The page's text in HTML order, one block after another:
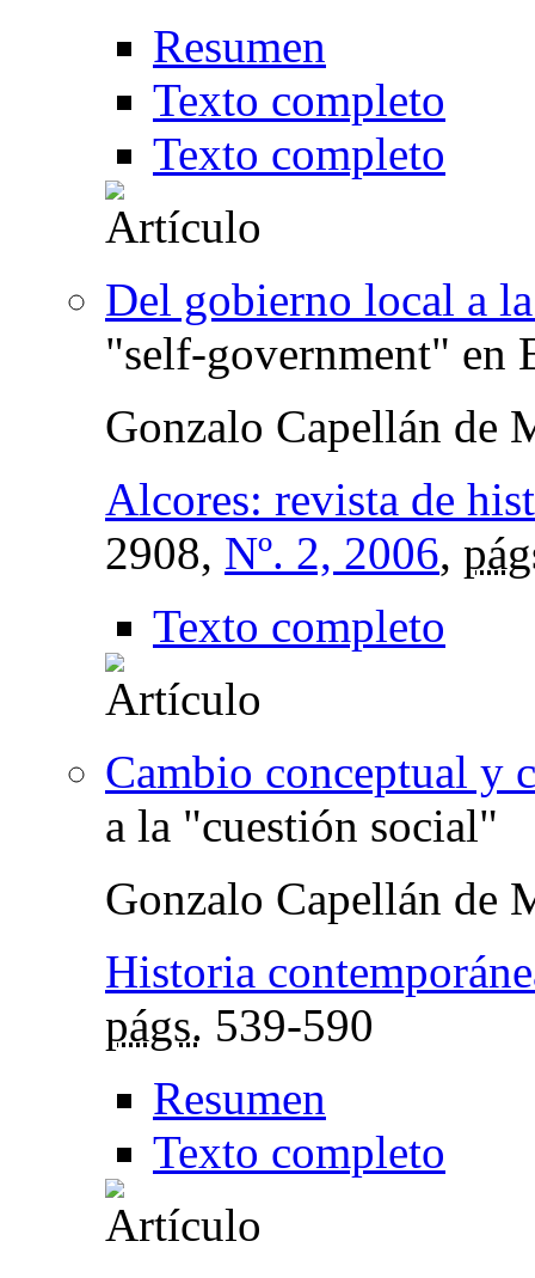
Resumen
Texto completo
Texto completo
Del gobierno local a
"self-government" en
Gonzalo Capellán de
Alcores: revista de
2908, Nº. 2, 2006,
Texto completo
Cambio conceptual y
a la "cuestión social"
Gonzalo Capellán de
Historia
págs. 539-590
Resumen
Texto completo